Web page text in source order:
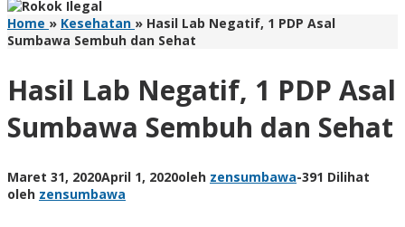
Home » Kesehatan » Hasil Lab Negatif, 1 PDP Asal
Sumbawa Sembuh dan Sehat
Hasil Lab Negatif, 1 PDP Asal
Sumbawa Sembuh dan Sehat
Maret 31, 2020April 1, 2020oleh zensumbawa-391 Dilihat
oleh zensumbawa